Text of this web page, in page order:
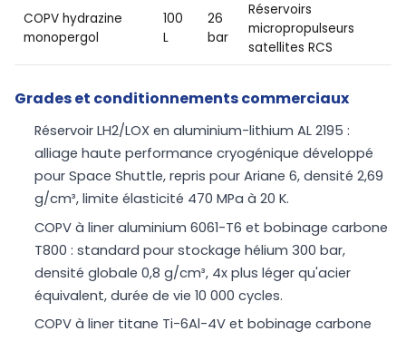
COPV hydrazine
monopergol
100
L
26
bar
Réservoirs
micropropulseurs
satellites RCS
Grades et conditionnements commerciaux
Réservoir LH2/LOX en aluminium-lithium AL 2195 :
alliage haute performance cryogénique développé
pour Space Shuttle, repris pour Ariane 6, densité 2,69
g/cm³, limite élasticité 470 MPa à 20 K.
COPV à liner aluminium 6061-T6 et bobinage carbone
T800 : standard pour stockage hélium 300 bar,
densité globale 0,8 g/cm³, 4x plus léger qu'acier
équivalent, durée de vie 10 000 cycles.
COPV à liner titane Ti-6Al-4V et bobinage carbone